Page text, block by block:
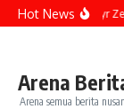
Lewati ke konten
Hot News
Volodymyr
Arena
Arena semua berita